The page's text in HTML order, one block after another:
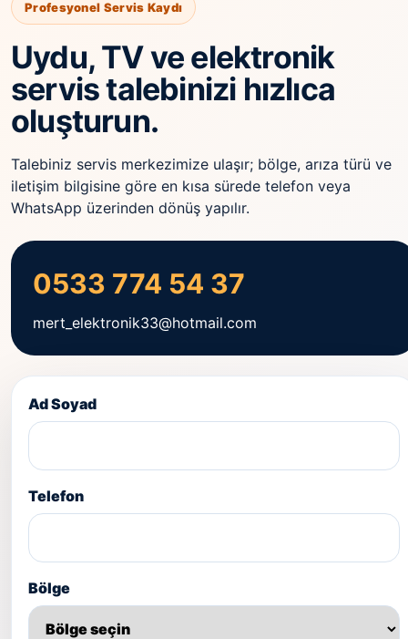
Profesyonel Servis Kaydı
Uydu, TV ve elektronik
servis talebinizi hızlıca
oluşturun.
Talebiniz servis merkezimize ulaşır; bölge, arıza türü ve
iletişim bilgisine göre en kısa sürede telefon veya
WhatsApp üzerinden dönüş yapılır.
0533 774 54 37
mert_elektronik33@hotmail.com
Ad Soyad
Telefon
Bölge